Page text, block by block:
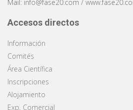
Mail: info@fase20.com /
Accesos directos
Información
Comités
Área Científica
Inscripciones
Alojamiento
Exp. Comercial